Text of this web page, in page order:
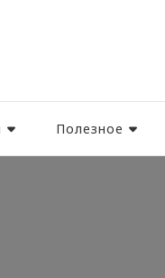
Полезное